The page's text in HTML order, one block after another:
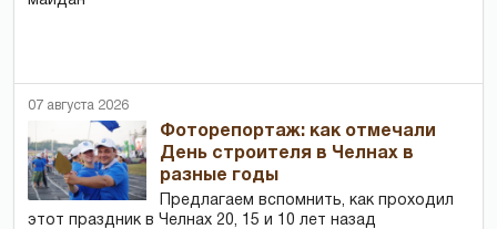
07 августа 2026
Фоторепортаж: как отмечали
День строителя в Челнах в
разные годы
Предлагаем вспомнить, как проходил
этот праздник в Челнах 20, 15 и 10 лет назад